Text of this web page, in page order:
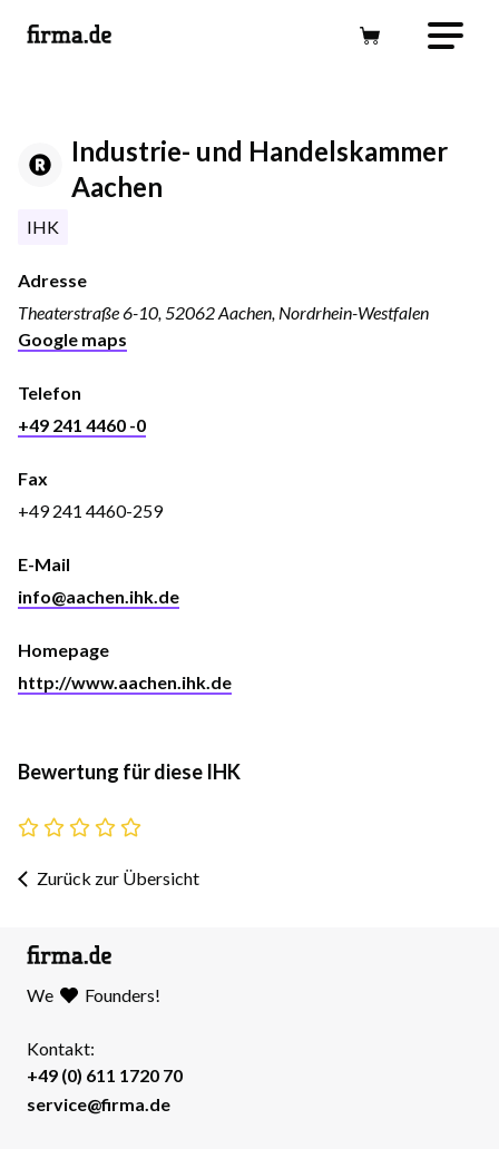
Industrie- und Handelskammer
Aachen
IHK
Adresse
Theaterstraße 6-10, 52062 Aachen, Nordrhein-Westfalen
Google maps
Telefon
+49 241 4460 -0
Fax
+49 241 4460-259
E-Mail
info@aachen.ihk.de
Homepage
http://www.aachen.ihk.de
Bewertung für diese IHK
Zurück zur Übersicht
We Founders!
Kontakt:
+49 (0) 611 1720 70
service@firma.de